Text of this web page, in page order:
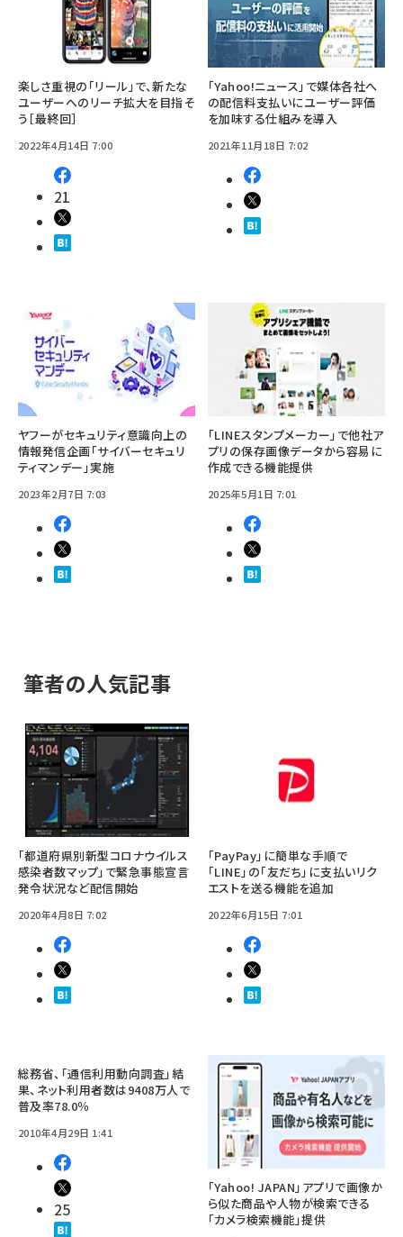
楽しさ重視の「リール」で、新たな
ユーザーへのリーチ拡大を目指そ
う［最終回］
2022年4月14日 7:00
21
「Yahoo!ニュース」で媒体各社へ
の配信料支払いにユーザー評価
を加味する仕組みを導入
2021年11月18日 7:02
ヤフーがセキュリティ意識向上の
情報発信企画「サイバーセキュリ
ティマンデー」実施
2023年2月7日 7:03
「LINEスタンプメーカー」で他社ア
プリの保存画像データから容易に
作成できる機能提供
2025年5月1日 7:01
筆者の人気記事
「都道府県別新型コロナウイルス
感染者数マップ」で緊急事態宣言
発令状況など配信開始
2020年4月8日 7:02
「PayPay」に簡単な手順で
「LINE」の「友だち」に支払いリク
エストを送る機能を追加
2022年6月15日 7:01
総務省、「通信利用動向調査」結
果、ネット利用者数は9408万人で
普及率78.0％
2010年4月29日 1:41
25
「Yahoo! JAPAN」アプリで画像か
ら似た商品や人物が検索できる
「カメラ検索機能」提供